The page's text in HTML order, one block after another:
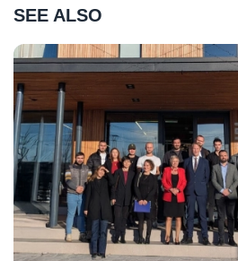
SEE ALSO